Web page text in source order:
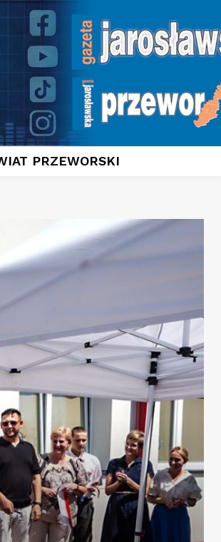
PRZEWORSKI